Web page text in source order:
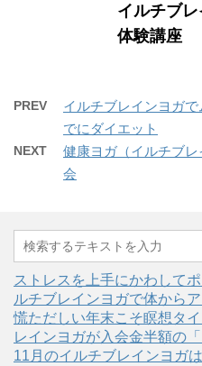
イルチブ
体験講座
PREV
イルチブレインヨガ
でにダイエット
NEXT
健康ヨガ（イルチブ
会
ストレスを上手にかわして
ルチブレインヨガで体からア
慌ただしい年末こそ瞑想タ
レインヨガが入会金半額の
11月のイルチブレインヨガ